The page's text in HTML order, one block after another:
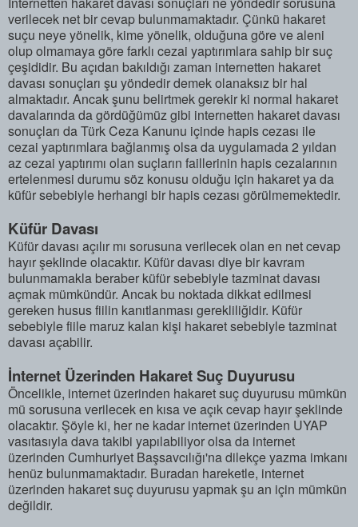
verilecek net bir cevap bulunmamaktadır. Çünkü hakaret
suçu neye yönelik, kime yönelik, olduğuna göre ve aleni
olup olmamaya göre farklı cezai yaptırımlara sahip bir suç
çeşididir. Bu açıdan bakıldığı zaman internetten hakaret
davası sonuçları şu yöndedir demek olanaksız bir hal
almaktadır. Ancak şunu belirtmek gerekir ki normal hakaret
davalarında da gördüğümüz gibi internetten hakaret davası
sonuçları da Türk Ceza Kanunu içinde hapis cezası ile
cezai yaptırımlara bağlanmış olsa da uygulamada 2 yıldan
az cezai yaptırımı olan suçların faillerinin hapis cezalarının
ertelenmesi durumu söz konusu olduğu için hakaret ya da
küfür sebebiyle herhangi bir hapis cezası görülmemektedir.
Küfür Davası
Küfür davası açılır mı sorusuna verilecek olan en net cevap
hayır şeklinde olacaktır. Küfür davası diye bir kavram
bulunmamakla beraber küfür sebebiyle tazminat davası
açmak mümkündür. Ancak bu noktada dikkat edilmesi
gereken husus fiilin kanıtlanması gerekliliğidir. Küfür
sebebiyle fiile maruz kalan kişi hakaret sebebiyle tazminat
davası açabilir.
İnternet Üzerinden Hakaret Suç Duyurusu
Öncelikle, internet üzerinden hakaret suç duyurusu mümkün
mü sorusuna verilecek en kısa ve açık cevap hayır şeklinde
olacaktır. Şöyle ki, her ne kadar internet üzerinden UYAP
vasıtasıyla dava takibi yapılabiliyor olsa da internet
üzerinden Cumhuriyet Başsavcılığı'na dilekçe yazma imkanı
henüz bulunmamaktadır. Buradan hareketle, internet
üzerinden hakaret suç duyurusu yapmak şu an için mümkün
değildir.